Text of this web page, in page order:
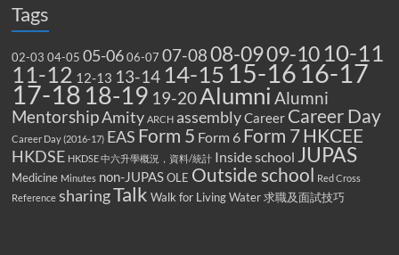
Tags
02-03 04-05 05-06 06-07 07-0808-0909-10 10-11
11-12 12-13 13-14 14-1515-1616-17
17-1818-19 19-20Alumni Alumni
MentorshipAmity ARCH assemblyCareer Career Day
Career Day (2016-17) EAS Form 5 Form 6 Form 7HKCEE
HKDSE HKDSE 中六升學概況，資料/統計 Inside school JUPAS
Medicine Minutes non-JUPAS OLE Outside school Red Cross
Reference sharingTalk Walk for Living Water 求職及面試技巧